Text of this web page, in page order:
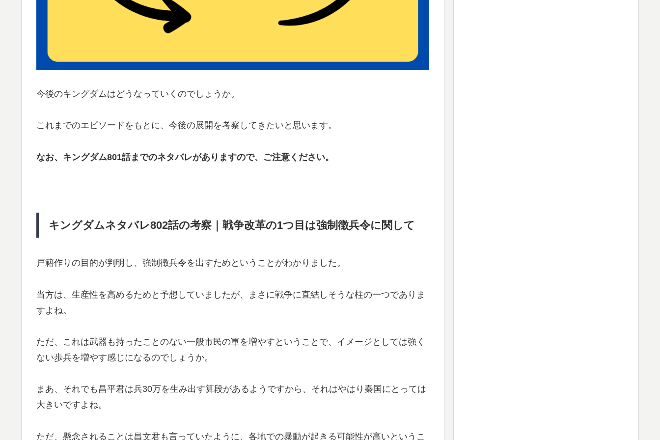
今後のキングダムはどうなっていくのでしょうか。
これまでのエピソードをもとに、今後の展開を考察してきたいと思います。
なお、キングダム801話までのネタバレがありますので、ご注意ください。
キングダムネタバレ802話の考察｜戦争改革の1つ目は強制徴兵令に関して
戸籍作りの目的が判明し、強制徴兵令を出すためということがわかりました。
当方は、生産性を高めるためと予想していましたが、まさに戦争に直結しそうな柱の一つでありま
すよね。
ただ、これは武器も持ったことのない一般市民の軍を増やすということで、イメージとしては強く
ない歩兵を増やす感じになるのでしょうか。
まあ、それでも昌平君は兵30万を生み出す算段があるようですから、それはやはり秦国にとっては
大きいですよね。
ただ、懸念されることは昌文君も言っていたように、各地での暴動が起きる可能性が高いというこ